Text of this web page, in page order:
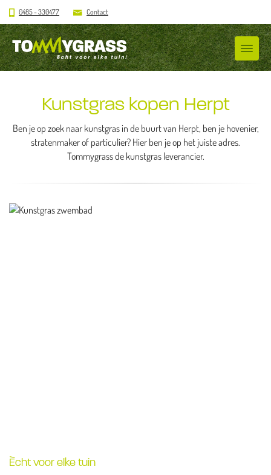
0485 - 330477 Contact
Kunstgras kopen Herpt
Ben je op zoek naar kunstgras in de buurt van Herpt, ben je hovenier,
stratenmaker of particulier? Hier ben je op het juiste adres.
Tommygrass de kunstgras leverancier.
Ècht voor elke tuin